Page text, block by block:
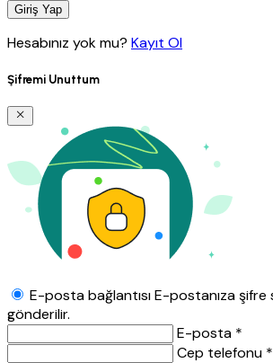
Giriş Yap
Hesabınız yok mu? Kayıt Ol
Şifremi Unuttum
E-posta bağlantısıE-postanıza şifre
gönderilir.
E-posta *
Cep telefonu *